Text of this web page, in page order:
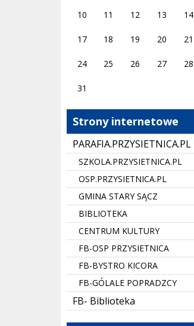
10 11 12 13 14
17 18 19 20 21
24 25 26 27 28
31
Strony internetowe
PARAFIA.PRZYSIETNICA.PL
SZKOLA.PRZYSIETNICA.PL
OSP.PRZYSIETNICA.PL
GMINA STARY SĄCZ
BIBLIOTEKA
CENTRUM KULTURY
FB-OSP PRZYSIETNICA
FB-BYSTRO KICORA
FB-GÓLALE POPRADZCY
FB- Biblioteka